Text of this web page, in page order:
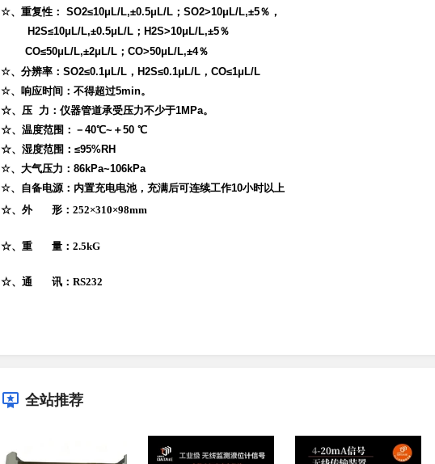
☆、重复性： SO2≤10μL/L,±0.5μL/L；SO2>10μL/L,±5％，
H2S≤10μL/L,±0.5μL/L；H2S>10μL/L,±5％
CO≤50μL/L,±2μL/L；CO>50μL/L,±4％
☆、分辨率：SO2≤0.1μL/L，H2S≤0.1μL/L，CO≤1μL/L
☆、响应时间：不得超过5min。
☆、压 力：仪器管道承受压力不少于1MPa。
☆、温度范围：－40℃~＋50 ℃
☆、湿度范围：≤95%RH
☆、大气压力：86kPa~106kPa
☆、自备电源： 内置充电电池，充满后可连续工作10小时以上
☆、外
形：252×310×98mm
☆、重 量：2.5kG
☆、通 讯：RS232
全站推荐